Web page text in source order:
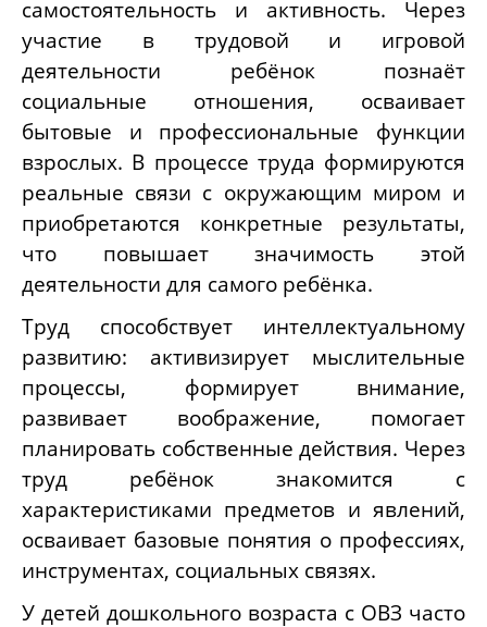
самостоятельность и активность. Через
участие в трудовой и игровой
деятельности ребёнок познаёт
социальные отношения, осваивает
бытовые и профессиональные функции
взрослых. В процессе труда формируются
реальные связи с окружающим миром и
приобретаются конкретные результаты,
что повышает значимость этой
деятельности для самого ребёнка.
Труд способствует интеллектуальному
развитию: активизирует мыслительные
процессы, формирует внимание,
развивает воображение, помогает
планировать собственные действия. Через
труд ребёнок знакомится с
характеристиками предметов и явлений,
осваивает базовые понятия о профессиях,
инструментах, социальных связях.
У детей дошкольного возраста с ОВЗ часто